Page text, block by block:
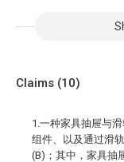
Claims (10)
1.一种家具抽屉与
组件、以及通过滑
(B)；其中，家具抽